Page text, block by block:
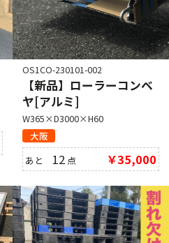
OS1CO-230101-002
【新品】ローラーコンベ
ヤ[アルミ]
W365×D3000×H60
大阪
あと 12 点 ￥35,000